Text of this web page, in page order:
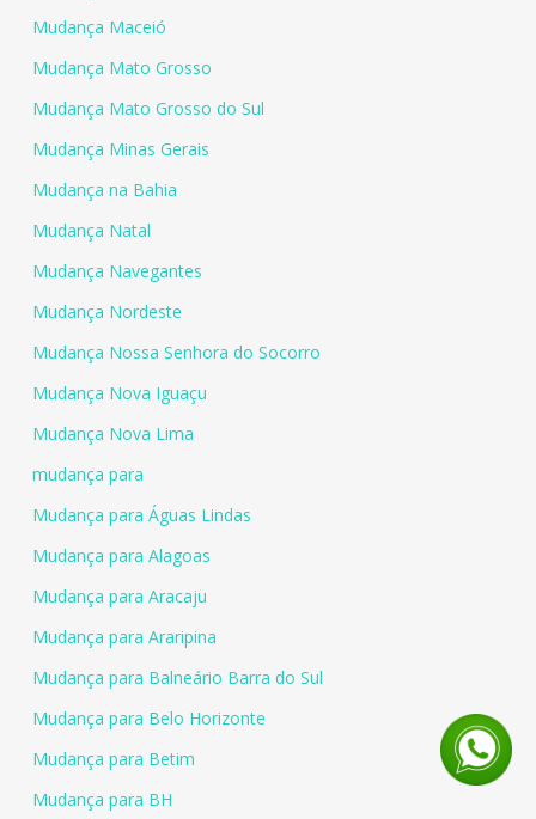
Mudança Maceió
Mudança Mato Grosso
Mudança Mato Grosso do Sul
Mudança Minas Gerais
Mudança na Bahia
Mudança Natal
Mudança Navegantes
Mudança Nordeste
Mudança Nossa Senhora do Socorro
Mudança Nova Iguaçu
Mudança Nova Lima
mudança para
Mudança para Águas Lindas
Mudança para Alagoas
Mudança para Aracaju
Mudança para Araripina
Mudança para Balneário Barra do Sul
Mudança para Belo Horizonte
Mudança para Betim
Mudança para BH